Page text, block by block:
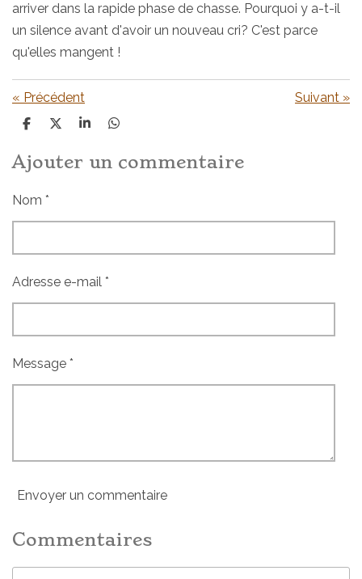
arriver dans la rapide phase de chasse. Pourquoi y a-t-il
un silence avant d'avoir un nouveau cri? C'est parce
qu'elles mangent !
« Précédent Suivant »
P
r
t
e
r
P
r
t
r
P
r
P
r
Ajouter un commentaire
Nom *
Adresse e-mail *
Message *
Envoyer un commentaire
Commentaires